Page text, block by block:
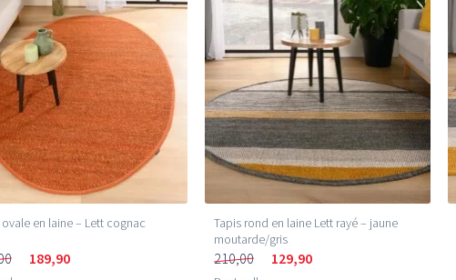
en laine – Lett cognac
189,90
Tapis rond en laine Lett rayé – jaune
moutarde/gris
210,00 129,90